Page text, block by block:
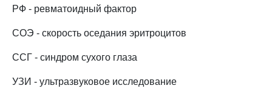
РФ - ревматоидный фактор
СОЭ - скорость оседания эритроцитов
ССГ - синдром сухого глаза
УЗИ - ультразвуковое исследование